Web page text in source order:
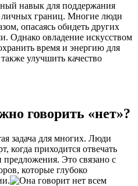
навык для поддержания
личных границ. Многие люди
опасаясь обидеть других
Однако овладение искусством
время и энергию для
улучшить качество
говорить «нет»?
задача для многих. Люди
когда приходится отвечать
Это связано с
которые глубоко